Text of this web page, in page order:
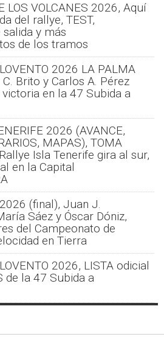
LOS VOLCANES 2026, Aquí
del rallye, TEST,
y más
de los tramos
2026 LA PALMA
Brito y Carlos A. Pérez
en la 47 Subida a
2026 (AVANCE,
MAPAS), TOMA
Isla Tenerife gira al sur,
en la Capital
(final), Juan J.
Sáez y Óscar Dóniz,
del Campeonato de
en Tierra
2026, LISTA odicial
de la 47 Subida a